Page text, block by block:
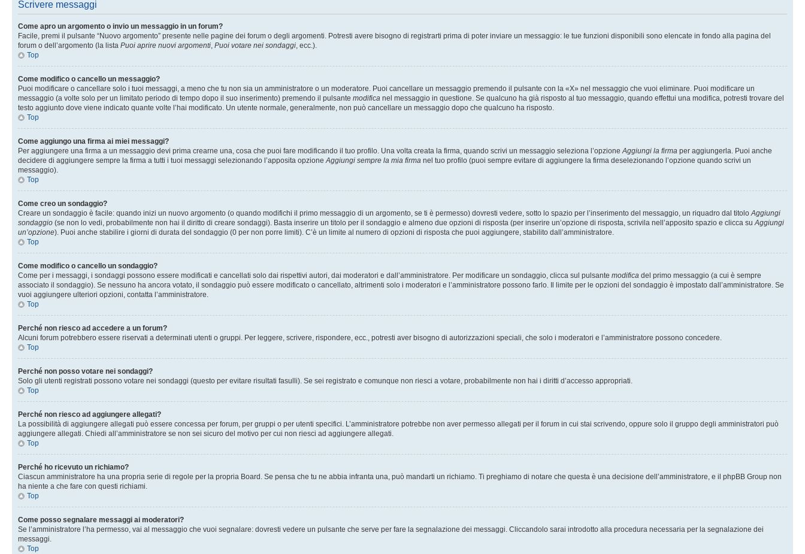
Scrivere messaggi
Come apro un argomento o invio un messaggio in un forum?
Facile, premi il pulsante “Nuovo argomento” presente nelle pagine dei forum o degli argomenti. Potresti avere bisogno di registrarti prima di poter inviare un messaggio: le tue funzioni disponibili sono elencate in fondo alla pagina del
forum o dell’argomento (la lista Puoi aprire nuovi argomenti, Puoi votare nei sondaggi, ecc.).
Top
Come modifico o cancello un messaggio?
Puoi modificare o cancellare solo i tuoi messaggi, a meno che tu non sia un amministratore o un moderatore. Puoi cancellare un messaggio premendo il pulsante con la «X» nel messaggio che vuoi eliminare. Puoi modificare un
messaggio (a volte solo per un limitato periodo di tempo dopo il suo inserimento) premendo il pulsante modifica nel messaggio in questione. Se qualcuno ha già risposto al tuo messaggio, quando effettui una modifica, potresti trovare del
testo aggiunto dove viene indicato quante volte l’hai modificato. Un utente normale, generalmente, non può cancellare un messaggio dopo che qualcuno ha risposto.
Top
Come aggiungo una firma ai miei messaggi?
Per aggiungere una firma a un messaggio devi prima crearne una, cosa che puoi fare modificando il tuo profilo. Una volta creata la firma, quando scrivi un messaggio seleziona l’opzioneAggiungi la firma per aggiungerla. Puoi anche
decidere di aggiungere sempre la firma a tutti i tuoi messaggi selezionando l’apposita opzioneAggiungi sempre la mia firma nel tuo profilo (puoi sempre evitare di aggiungere la firma deselezionando l’opzione quando scrivi un
messaggio).
Top
Come creo un sondaggio?
Creare un sondaggio è facile: quando inizi un nuovo argomento (o quando modifichi il primo messaggio di un argomento, se ti è permesso) dovresti vedere, sotto lo spazio per l’inserimento del messaggio, un riquadro dal titoloAggiungi
sondaggio (se non lo vedi, probabilmente non hai il diritto di creare sondaggi). Basta inserire un titolo per il sondaggio e almeno due opzioni di risposta (per inserire un’opzione di risposta, scrivila nell’apposito spazio e clicca suAggiungi
un’opzione). Puoi anche stabilire i giorni di durata del sondaggio (0 per non porre limiti). C’è un limite al numero di opzioni di risposta che puoi aggiungere, stabilito dall’amministratore.
Top
Come modifico o cancello un sondaggio?
Come per i messaggi, i sondaggi possono essere modificati e cancellati solo dai rispettivi autori, dai moderatori e dall’amministratore. Per modificare un sondaggio, clicca sul pulsante modifica del primo messaggio (a cui è sempre
associato il sondaggio). Se nessuno ha ancora votato, il sondaggio può essere modificato o cancellato, altrimenti solo i moderatori e l’amministratore possono farlo. Il limite per le opzioni del sondaggio è impostato dall’amministratore. Se
vuoi aggiungere ulteriori opzioni, contatta l’amministratore.
Top
Perché non riesco ad accedere a un forum?
Alcuni forum potrebbero essere riservati a determinati utenti o gruppi. Per leggere, scrivere, rispondere, ecc., potresti aver bisogno di autorizzazioni speciali, che solo i moderatori e l’amministratore possono concedere.
Top
Perché non posso votare nei sondaggi?
Solo gli utenti registrati possono votare nei sondaggi (questo per evitare risultati fasulli). Se sei registrato e comunque non riesci a votare, probabilmente non hai i diritti d’accesso appropriati.
Top
Perché non riesco ad aggiungere allegati?
La possibilità di aggiungere allegati può essere concessa per forum, per gruppi o per utenti specifici. L’amministratore potrebbe non aver permesso allegati per il forum in cui stai scrivendo, oppure solo il gruppo degli amministratori può
aggiungere allegati. Chiedi all’amministratore se non sei sicuro del motivo per cui non riesci ad aggiungere allegati.
Top
Perché ho ricevuto un richiamo?
Ciascun amministratore ha una propria serie di regole per la propria Board. Se pensa che tu ne abbia infranta una, può mandarti un richiamo. Ti preghiamo di notare che questa è una decisione dell’amministratore, e il phpBB Group non
ha niente a che fare con questi richiami.
Top
Come posso segnalare messaggi ai moderatori?
Se l’amministratore l’ha permesso, vai al messaggio che vuoi segnalare: dovresti vedere un pulsante che serve per fare la segnalazione dei messaggi. Cliccandolo sarai introdotto alla procedura necessaria per la segnalazione dei
messaggi.
Top